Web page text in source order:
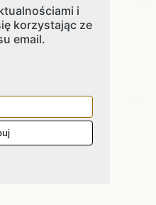
i
korzystając ze
email.